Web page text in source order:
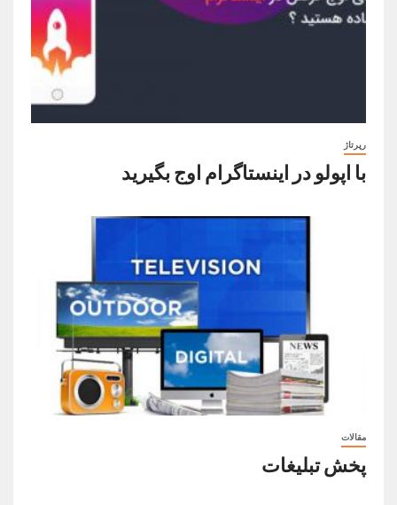
رپرتاژ
با اپولو در اینستاگرام اوج بگیرید
مقالات
پخش تبلیغات